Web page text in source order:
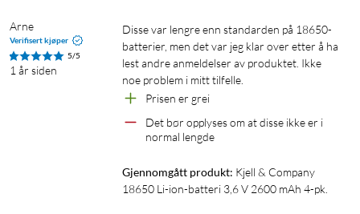
Arne
Verifisert kjøper
5/5
1 år siden
Disse var lengre enn standarden på 18650-
batterier, men det var jeg klar over etter å ha
lest andre anmeldelser av produktet. Ikke
noe problem i mitt tilfelle.
Prisen er grei
Det bør opplyses om at disse ikke er i
normal lengde
Gjennomgått produkt: Kjell & Company
18650 Li-ion-batteri 3,6 V 2600 mAh 4-pk.